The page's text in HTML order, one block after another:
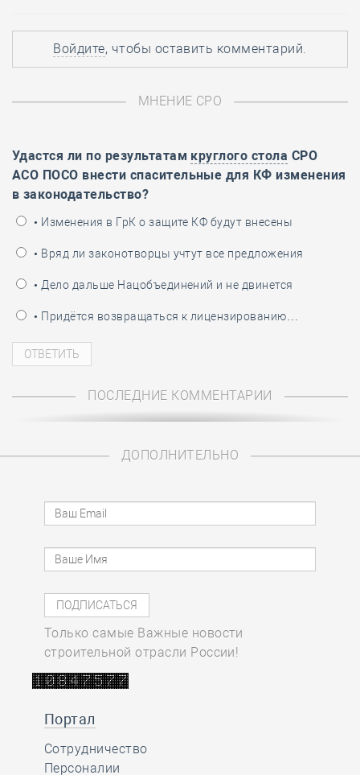
Войдите, чтобы оставить комментарий.
МНЕНИЕ СРО
Удастся ли по результатам круглого стола СРО
АСО ПОСО внести спасительные для КФ изменения
в законодательство?
• Изменения в ГрК о защите КФ будут внесены
• Вряд ли законотворцы учтут все предложения
• Дело дальше Нацобъединений и не двинется
• Придётся возвращаться к лицензированию…
ПОСЛЕДНИЕ КОММЕНТАРИИ
ДОПОЛНИТЕЛЬНО
Только самые Важные новости
строительной отрасли России!
Портал
Сотрудничество
Персоналии